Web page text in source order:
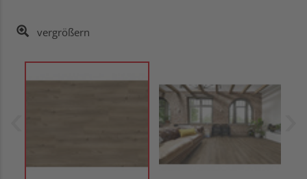
vergrößern